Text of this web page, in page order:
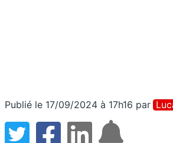
Publié le 17/09/2024 à 17h16 par